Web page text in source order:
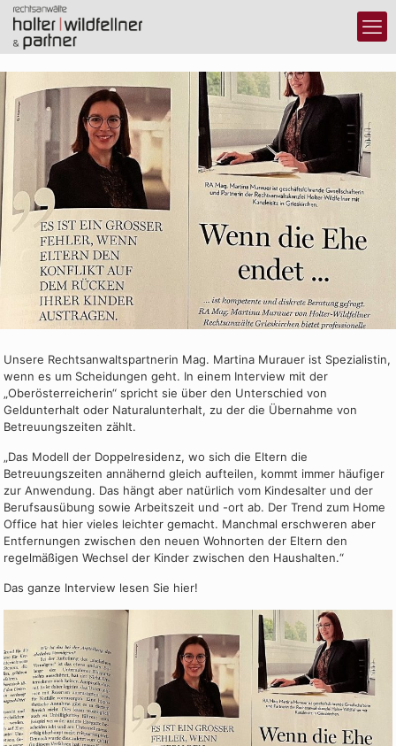
Unsere Rechtsanwaltspartnerin Mag. Martina Murauer ist Spezialistin,
wenn es um Scheidungen geht. In einem Interview mit der
„Oberösterreicherin“ spricht sie über den Unterschied von
Geldunterhalt oder Naturalunterhalt, zu der die Übernahme von
Betreuungszeiten zählt.
„Das Modell der Doppelresidenz, wo sich die Eltern die
Betreuungszeiten annähernd gleich aufteilen, kommt immer häufiger
zur Anwendung. Das hängt aber natürlich vom Kindesalter und der
Berufsausübung sowie Arbeitszeit und -ort ab. Der Trend zum Home
Office hat hier vieles leichter gemacht. Manchmal erschweren aber
Entfernungen zwischen den neuen Wohnorten der Eltern den
regelmäßigen Wechsel der Kinder zwischen den Haushalten.“
Das ganze Interview lesen Sie hier!